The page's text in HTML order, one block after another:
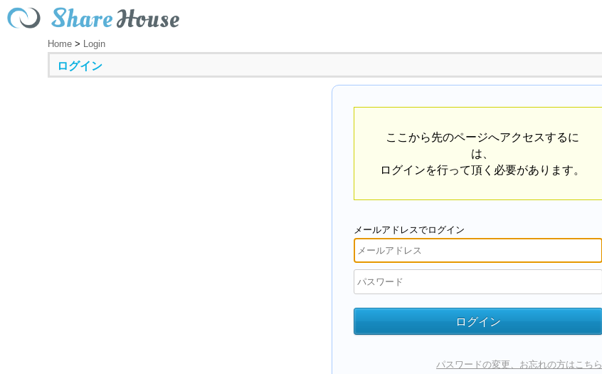
Home > Login
ログイン
ここから先のページへアクセスするに
は、
ログインを行って頂く必要があります。
メールアドレスでログイン
パスワードの変更、お忘れの方はこちら